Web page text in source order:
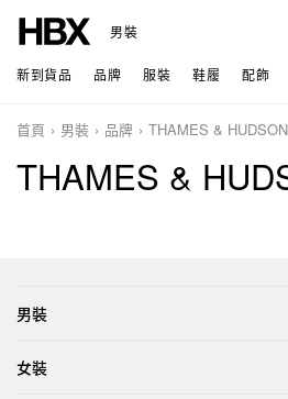
男裝
新到貨品 品牌 服裝 鞋履 配飾
首頁 男裝 品牌 THAMES & HUDSON
THAMES &
男裝
女裝